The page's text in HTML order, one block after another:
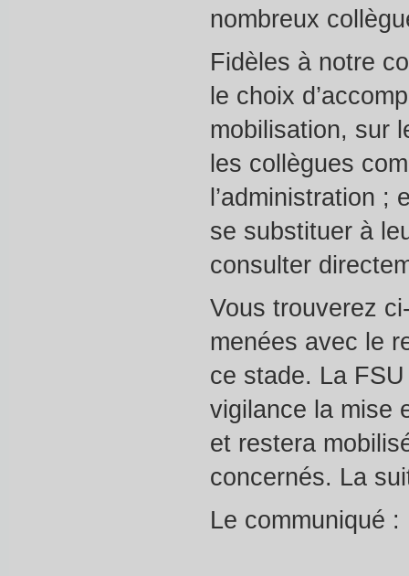
nombreux
Fidèles à notre
le choix
mobilisation, sur
les collègues
l’administration
se substituer à
consulter
Vous trouverez
menées avec le
ce stade. La
vigilance la mise
et restera
concernés. La
Le communiqué :